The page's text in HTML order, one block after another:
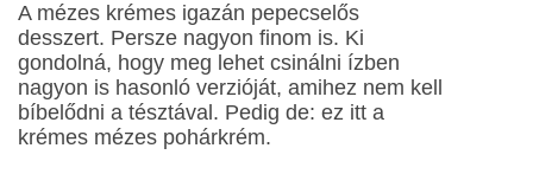
A mézes krémes igazán pepecselős
desszert. Persze nagyon finom is. Ki
gondolná, hogy meg lehet csinálni ízben
nagyon is hasonló verzióját, amihez nem kell
bíbelődni a tésztával. Pedig de: ez itt a
krémes mézes pohárkrém.